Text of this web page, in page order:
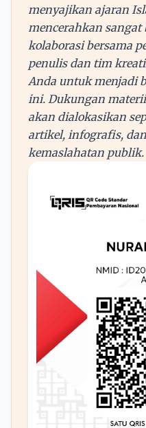
menyajikan ajaran
mencerahkan sangat
kolaborasi bersama
penulis dan tim
Anda untuk menjadi
ini. Dukungan
akan dialokasikan
artikel, infografis,
kemaslahatan publik.